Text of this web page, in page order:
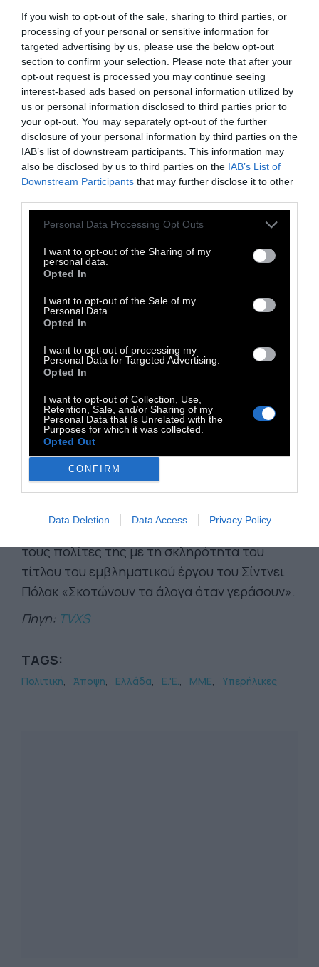
If you wish to opt-out of the sale, sharing to third parties, or
processing of your personal or sensitive information for
targeted advertising by us, please use the below opt-out
section to confirm your selection. Please note that after your
opt-out request is processed you may continue seeing
interest-based ads based on personal information utilized by
us or personal information disclosed to third parties prior to
your opt-out. You may separately opt-out of the further
disclosure of your personal information by third parties on the
IAB’s list of downstream participants. This information may
also be disclosed by us to third parties on the IAB’s List of
Downstream Participants that may further disclose it to other
Personal Data Processing Opt Outs
I want to opt-out of the Sharing of my
personal data.
Opted In
I want to opt-out of the Sale of my
Personal Data.
Opted In
I want to opt-out of processing my
Personal Data for Targeted Advertising.
Opted In
I want to opt-out of Collection, Use,
Retention, Sale, and/or Sharing of my
Personal Data that Is Unrelated with the
Purposes for which it was collected.
Opted Out
CONFIRM
Data Deletion Data Access Privacy Policy
έναντι του μέσου ευρωπαϊκού όρου του 1,71%.
Η Ελλάδα συνεχίζει να εμφανίζει ένα από τα
υψηλότερα ποσοστά ιδιωτικών δαπανών
υγείας στην ΕΕ, αναγκάζοντας τους πολίτες
να καλύπτουν μόνοι τους το δυσβάσταχτο
κόστος της περίθαλψης.
Με την πενιχρή τους σύνταξη,όσοι
ηλικιωμένοι δεν έχουν αλλά εισοδήματα
εξαρτώνται από τη βοήθεια της οικογένειας.
στοργικοί γείτονες;
Η πρόσβαση στην υγεία παραμένει
«προνομιακό» αγαθό
που εξαρτάται από
το εισόδημα, καθώς το 32% των οικονομικά
ασθενέστερων πολιτών δηλώνει
ανεκπλήρωτες ανάγκες υγείας. Ανάμεσα σε
αυτούς οι ηλικιωμένοι που έχουν τα
μεγαλύτερα προβλήματα υγείας, είναι οι πιο
Η απόσταση ανάμεσα στα 8,1 δισ. ευρώπου
διοχετεύτηκαν στην Ευρώπη και τη μηδενική
απορρόφηση της Ελλάδας αποτυπώνει το
χάσμα μεταξύ μιας Ευρώπης που
προστατεύει τον πολίτη και ενός ελληνικού
κράτους που φαίνεται να έχει ξεχάσει τη
βασική του αποστολή. Που αντιμετωπίζει
τους πολίτες της με τη σκληρότητα του
τίτλου του εμβληματικού έργου του Σίντνει
Πόλακ «Σκοτώνουν τα άλογα όταν γεράσουν».
Πηγη: TVXS
TAGS:
Πολιτική Άποψη Ελλάδα Ε.'Ε. ΜΜΕ Υπερήλικες